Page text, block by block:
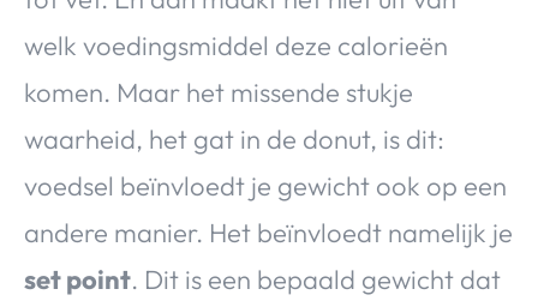
welk voedingsmiddel deze calorieën
komen. Maar het missende stukje
waarheid, het gat in de donut, is dit:
voedsel beïnvloedt je gewicht ook op een
andere manier. Het beïnvloedt namelijk je
set point. Dit is een bepaald gewicht dat